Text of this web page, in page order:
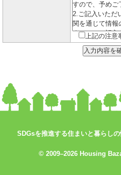
上記の注
SDGsを推進する住まいと暮らし
© 2009–2026 Housing